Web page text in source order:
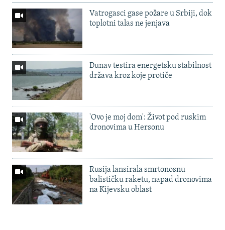
Vatrogasci gase požare u Srbiji, dok
toplotni talas ne jenjava
Dunav testira energetsku stabilnost
država kroz koje protiče
'Ovo je moj dom': Život pod ruskim
dronovima u Hersonu
Rusija lansirala smrtonosnu
balističku raketu, napad dronovima
na Kijevsku oblast